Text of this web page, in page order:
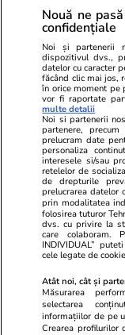
Știri România
Dacia și Ford
uzinelor:
mentenanță
presiunea pe
energetic. „E
spun
Știri România
Din ce în ce mai
acasă:
profunde”
Nouă ne
confidențiale
Noi și partenerii
dispozitivul dvs.,
datelor cu caracter
făcând clic mai jos,
în orice moment pe
vor fi raportate
multe detalii
Noi si partenerii
partenere,
prelucram date
personaliza
interesele si/sau
retelelor de
de drepturile
prelucrarea datelor
prin modalitatea
folosirea tuturor
dvs. cu privire la
care colaboram.
INDIVIDUAL”
cele legate de
Atât noi, cât și
Măsurarea
selectarea
informațiilor de pe
Crearea profilurilor